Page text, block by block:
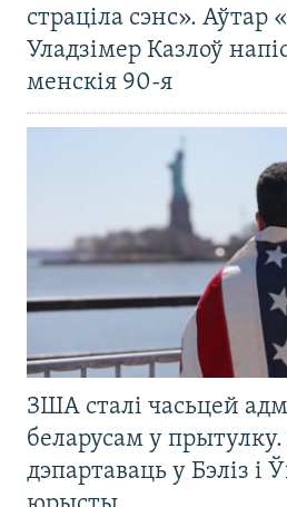
страціла сэнс». Аўтар
Уладзімер Казлоў
менскія 90-я
ЗША сталі часьцей
беларусам у
дэпартаваць у Бэліз і